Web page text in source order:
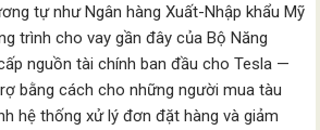
tự như Ngân hàng Xuất-Nhập khẩu Mỹ
trình cho vay gần đây của Bộ Năng
nguồn tài chính ban đầu cho Tesla —
bằng cách cho những người mua tàu
hệ thống xử lý đơn đặt hàng và giảm